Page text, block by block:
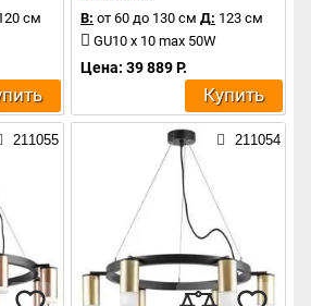
см
В: от 60 до 130 см Д: 123 см
GU10 x 10 max 50W
Цена: 39 889 Р.
Купить
211055 211054